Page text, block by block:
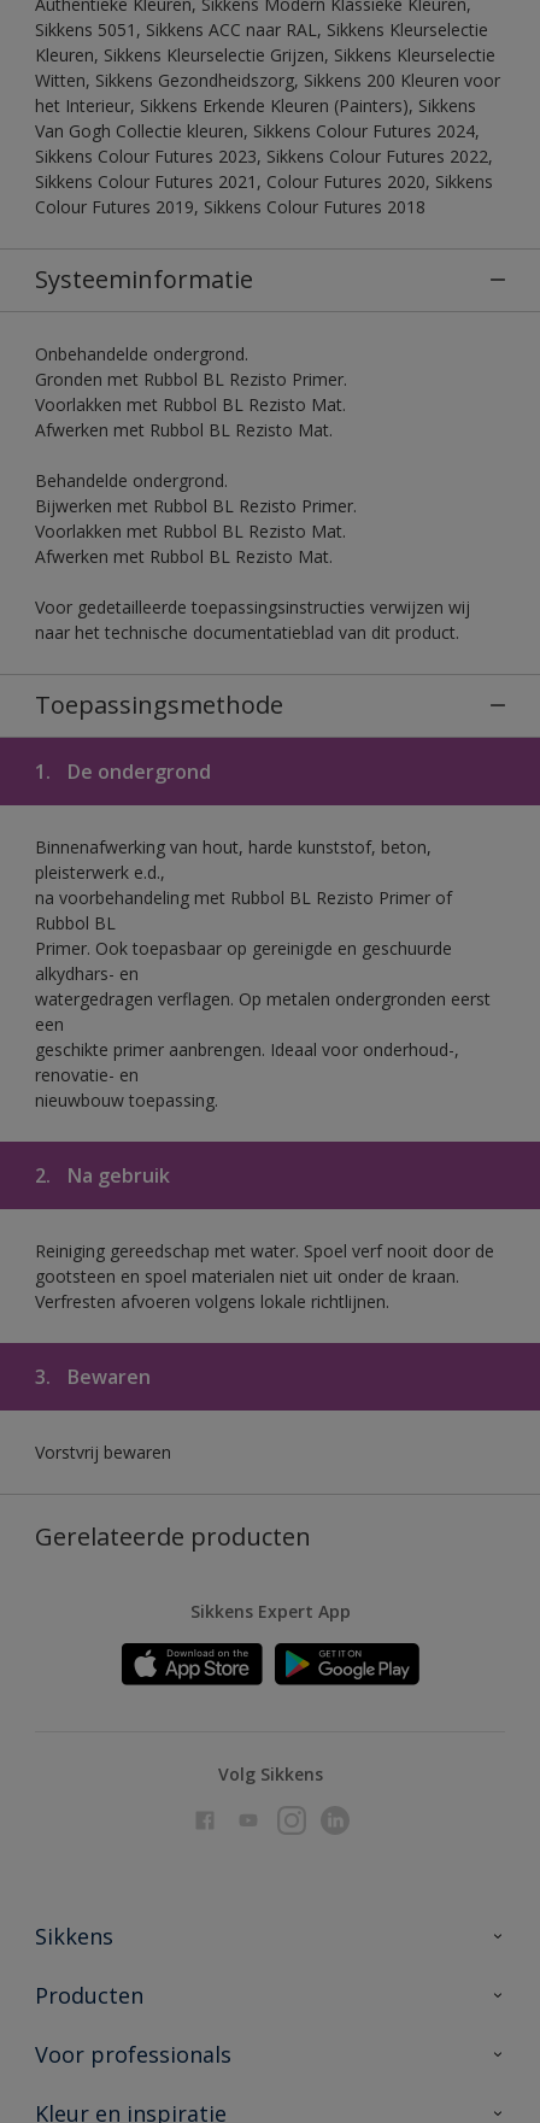
Sikkens 5051, Sikkens ACC naar RAL, Sikkens Kleurselectie
Kleuren, Sikkens Kleurselectie Grijzen, Sikkens Kleurselectie
Witten, Sikkens Gezondheidszorg, Sikkens 200 Kleuren voor
het Interieur, Sikkens Erkende Kleuren (Painters), Sikkens
Van Gogh Collectie kleuren, Sikkens Colour Futures 2024,
Sikkens Colour Futures 2023, Sikkens Colour Futures 2022,
Sikkens Colour Futures 2021, Colour Futures 2020, Sikkens
Colour Futures 2019, Sikkens Colour Futures 2018
Systeeminformatie
Onbehandelde ondergrond.
Gronden met Rubbol BL Rezisto Primer.
Voorlakken met Rubbol BL Rezisto Mat.
Afwerken met Rubbol BL Rezisto Mat.
Behandelde ondergrond.
Bijwerken met Rubbol BL Rezisto Primer.
Voorlakken met Rubbol BL Rezisto Mat.
Afwerken met Rubbol BL Rezisto Mat.
Voor gedetailleerde toepassingsinstructies verwijzen wij
naar het technische documentatieblad van dit product.
Toepassingsmethode
1. De ondergrond
Binnenafwerking van hout, harde kunststof, beton,
pleisterwerk e.d.,
na voorbehandeling met Rubbol BL Rezisto Primer of
Rubbol BL
Primer. Ook toepasbaar op gereinigde en geschuurde
alkydhars- en
watergedragen verflagen. Op metalen ondergronden eerst
een
geschikte primer aanbrengen. Ideaal voor onderhoud-,
renovatie- en
nieuwbouw toepassing.
2. Na gebruik
Reiniging gereedschap met water. Spoel verf nooit door de
gootsteen en spoel materialen niet uit onder de kraan.
Verfresten afvoeren volgens lokale richtlijnen.
3. Bewaren
Vorstvrij bewaren
Gerelateerde producten
Sikkens Expert App
Volg Sikkens
Sikkens
Over Sikkens
Duurzaamheid
Producten
Producten voor binnen
Vind je verkooppunt
Voor professionals
Advies & service
Kleur en inspiratie